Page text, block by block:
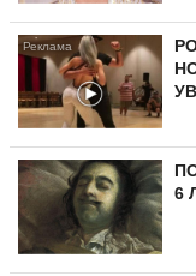
6